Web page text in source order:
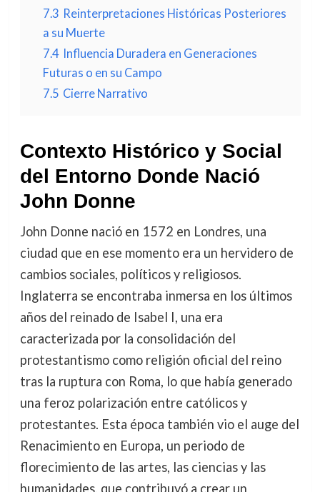
7.3 Reinterpretaciones Históricas Posteriores
a su Muerte
7.4 Influencia Duradera en Generaciones
Futuras o en su Campo
7.5 Cierre Narrativo
Contexto Histórico y Social
del Entorno Donde Nació
John Donne
John Donne nació en 1572 en Londres, una
ciudad que en ese momento era un hervidero de
cambios sociales, políticos y religiosos.
Inglaterra se encontraba inmersa en los últimos
años del reinado de Isabel I, una era
caracterizada por la consolidación del
protestantismo como religión oficial del reino
tras la ruptura con Roma, lo que había generado
una feroz polarización entre católicos y
protestantes. Esta época también vio el auge del
Renacimiento en Europa, un periodo de
florecimiento de las artes, las ciencias y las
humanidades, que contribuyó a crear un